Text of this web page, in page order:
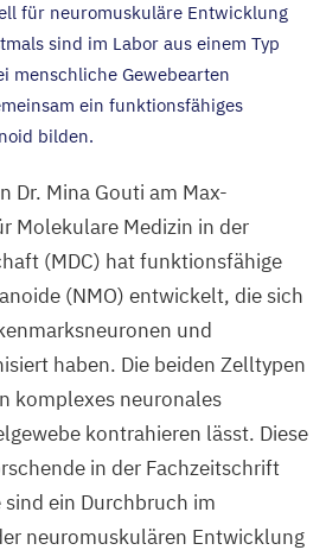
für neuromuskuläre Entwicklung
sind im Labor aus einem Typ
menschliche Gewebearten
ein funktionsfähiges
bilden.
Dr. Mina Gouti am Max-
Molekulare Medizin in der
(MDC) hat funktionsfähige
(NMO) entwickelt, die sich
und
haben. Die beiden Zelltypen
komplexes neuronales
kontrahieren lässt. Diese
in der Fachzeitschrift
sind ein Durchbruch im
neuromuskulären Entwicklung